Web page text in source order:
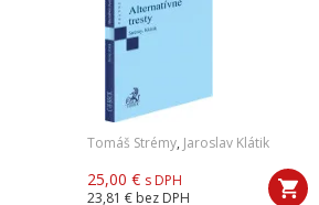
Tomáš Strémy, Jaroslav Klátik
25,00 € s DPH
23,81 € bez DPH